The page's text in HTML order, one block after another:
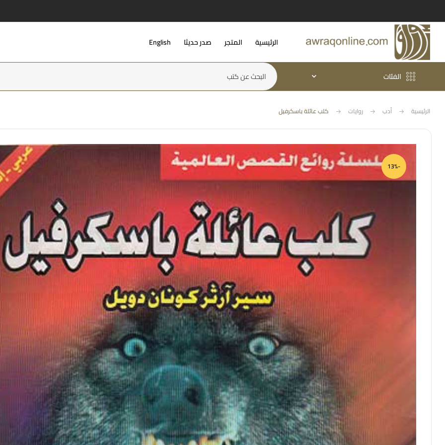
الرئيسية المتجر صدر حديثا English
الفئات
الرئيسية أدب روايات كلب عائلة باسكرفيل
-13%